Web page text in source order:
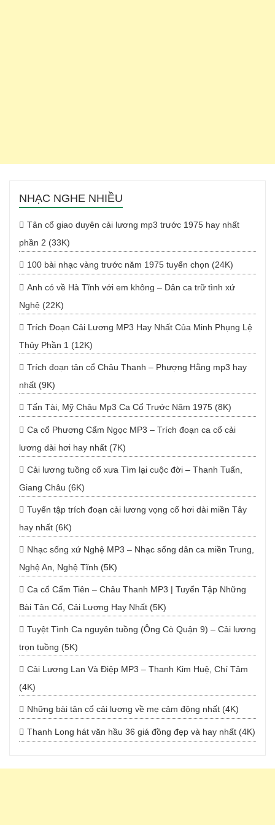
NHẠC NGHE NHIỀU
Tân cổ giao duyên cải lương mp3 trước 1975 hay nhất
phần 2 (33K)
100 bài nhạc vàng trước năm 1975 tuyển chọn (24K)
Anh có về Hà Tĩnh với em không – Dân ca trữ tình xứ
Nghệ (22K)
Trích Đoạn Cải Lương MP3 Hay Nhất Của Minh Phụng Lệ
Thủy Phần 1 (12K)
Trích đoạn tân cổ Châu Thanh – Phượng Hằng mp3 hay
nhất (9K)
Tấn Tài, Mỹ Châu Mp3 Ca Cổ Trước Năm 1975 (8K)
Ca cổ Phương Cẩm Ngọc MP3 – Trích đoạn ca cổ cải
lương dài hơi hay nhất (7K)
Cải lương tuồng cổ xưa Tìm lại cuộc đời – Thanh Tuấn,
Giang Châu (6K)
Tuyển tập trích đoạn cải lương vọng cổ hơi dài miền Tây
hay nhất (6K)
Nhạc sống xứ Nghệ MP3 – Nhạc sống dân ca miền Trung,
Nghệ An, Nghệ Tĩnh (5K)
Ca cổ Cẩm Tiên – Châu Thanh MP3 | Tuyển Tập Những
Bài Tân Cổ, Cải Lương Hay Nhất (5K)
Tuyệt Tình Ca nguyên tuồng (Ông Cò Quận 9) – Cải lương
trọn tuồng (5K)
Cải Lương Lan Và Điệp MP3 – Thanh Kim Huệ, Chí Tâm
(4K)
Những bài tân cổ cải lương về mẹ cảm động nhất (4K)
Thanh Long hát văn hầu 36 giá đồng đẹp và hay nhất (4K)